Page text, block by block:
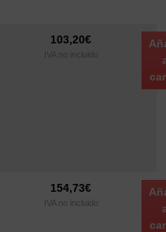
103,20€
IVA no incluido
154,73€
IVA no incluido